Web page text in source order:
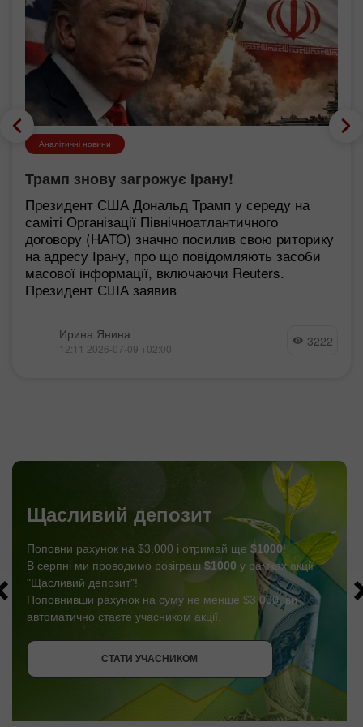
Аналітичні новини
Трамп знову загрожує Ірану!
Президент США Дональд Трамп у середу на
саміті Організації Північноатлантичного
договору (НАТО) значно посилив свою риторику
на адресу Ірану, про що повідомляють засоби
масової інформації, включаючи Reuters.
Президент США заявив
Ирина Янина
12:11 2026-07-09 +02:00 3222
СТАТИ УЧАСНИКОМ
Щасливий депозит
Поповни рахунок на $3,000 і отримай ще $1000!
В серпні ми проводимо розіграш $1000 у рамках акції
"Щасливий депозит"!
Поповнивши рахунок на суму не менше $3,000, ви
автоматично стаєте учасником акції.
СТАТИ УЧАСНИКОМ